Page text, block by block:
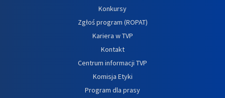
Konkursy
Zgłoś program (ROPAT)
Kariera w TVP
Kontakt
Centrum informacji TVP
Komisja Etyki
Program dla prasy